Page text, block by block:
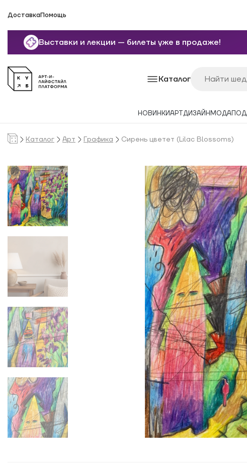
ДоставкаПомощь
Выставки и лекции — билеты уже в продаже!
Каталог
НОВИНКИАРТДИЗАЙН МОДА
Каталог Арт Графика Сирень цветет (Lilac Blossoms)